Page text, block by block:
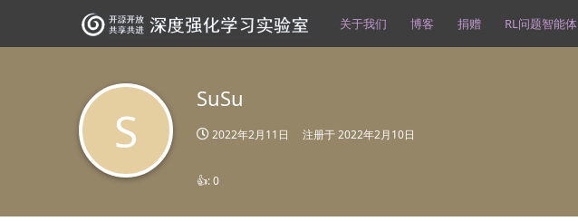
关于我们 博客 捐赠 RL问题智能体
S
SuSu
2022年2月11日 注册于2022年2月10日
👍:0